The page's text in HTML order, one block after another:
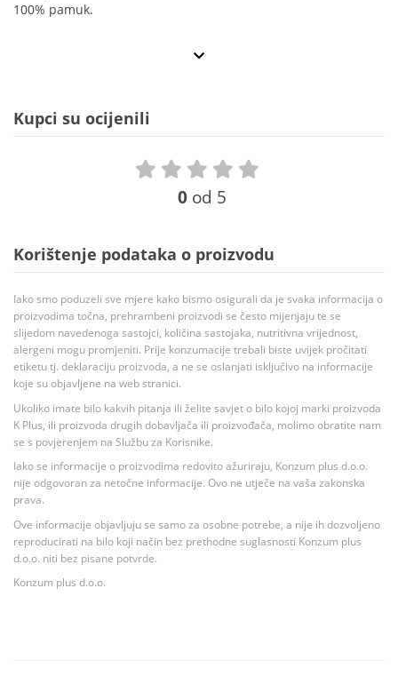
100% pamuk.
Kupci su ocijenili
0 od 5
Korištenje podataka o proizvodu
Iako smo poduzeli sve mjere kako bismo osigurali da je svaka informacija o
proizvodima točna, prehrambeni proizvodi se često mijenjaju te se
slijedom navedenoga sastojci, količina sastojaka, nutritivna vrijednost,
alergeni mogu promjeniti. Prije konzumacije trebali biste uvijek pročitati
etiketu tj. deklaraciju proizvoda, a ne se oslanjati isključivo na informacije
koje su objavljene na web stranici.
Ukoliko imate bilo kakvih pitanja ili želite savjet o bilo kojoj marki proizvoda
K Plus, ili proizvoda drugih dobavljača ili proizvođača, molimo obratite nam
se s povjerenjem na Službu za Korisnike.
Iako se informacije o proizvodima redovito ažuriraju, Konzum plus d.o.o.
nije odgovoran za netočne informacije. Ovo ne utječe na vaša zakonska
prava.
Ove informacije objavljuju se samo za osobne potrebe, a nije ih dozvoljeno
reproducirati na bilo koji način bez prethodne suglasnosti Konzum plus
d.o.o. niti bez pisane potvrde.
Konzum plus d.o.o.